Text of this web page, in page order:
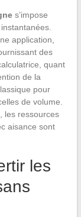
s’impose
application,
des
quant
de la
pour
de volume.
les ressources
aisance sont
les